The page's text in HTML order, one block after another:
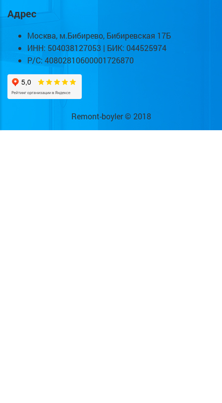
Адрес
Москва, м.Бибирево, Бибиревская 17Б
ИНН: 504038127053 | БИК: 044525974
Р/С: 40802810600001726870
Remont-boyler © 2018